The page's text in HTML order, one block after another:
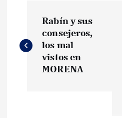
a
Rabín y sus
consejeros,
los mal
vistos en
MORENA